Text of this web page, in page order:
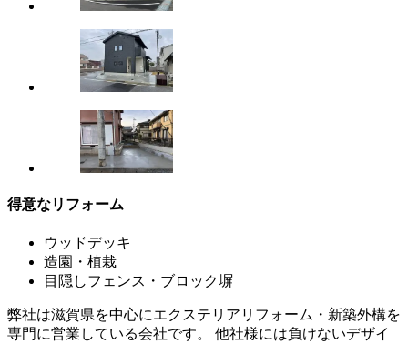
得意なリフォーム
ウッドデッキ
造園・植栽
目隠しフェンス・ブロック塀
弊社は滋賀県を中心にエクステリアリフォーム・新築外構を
専門に営業している会社です。 他社様には負けないデザイ